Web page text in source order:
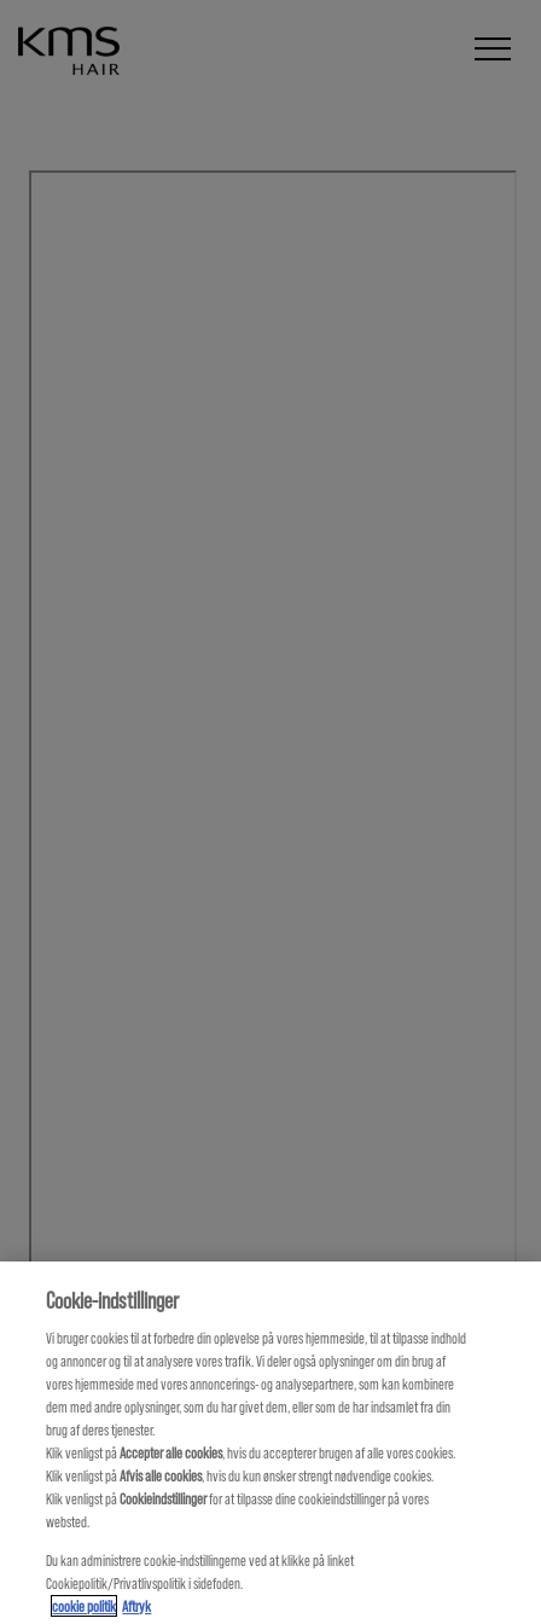
Cookie-indstillinger
Vi bruger cookies til at forbedre din oplevelse på vores hjemmeside, til at tilpasse indhold
og annoncer og til at analysere vores trafik. Vi deler også oplysninger om din brug af
vores hjemmeside med vores annoncerings- og analysepartnere, som kan kombinere
dem med andre oplysninger, som du har givet dem, eller som de har indsamlet fra din
brug af deres tjenester.
Klik venligst påAccepter alle cookies, hvis du accepterer brugen af ​​alle vores cookies.
Klik venligst påAfvis alle cookies, hvis du kun ønsker strengt nødvendige cookies.
Klik venligst påCookieindstillingerfor at tilpasse dine cookieindstillinger på vores
websted.
Du kan administrere cookie-indstillingerne ved at klikke på linket
Cookiepolitik/Privatlivspolitik i sidefoden.
cookie politik Aftryk